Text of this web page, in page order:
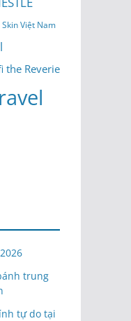
Skin Việt Nam
the Reverie
trung
tự do tại